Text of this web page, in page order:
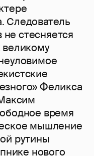
Следователь
стесняется
великому
Феликса
время
мышление
рутины
нового